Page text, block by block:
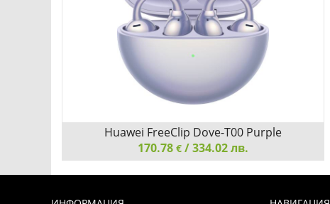
Huawei FreeClip Dove-T00 Purple
170.78 € / 334.02 лв.